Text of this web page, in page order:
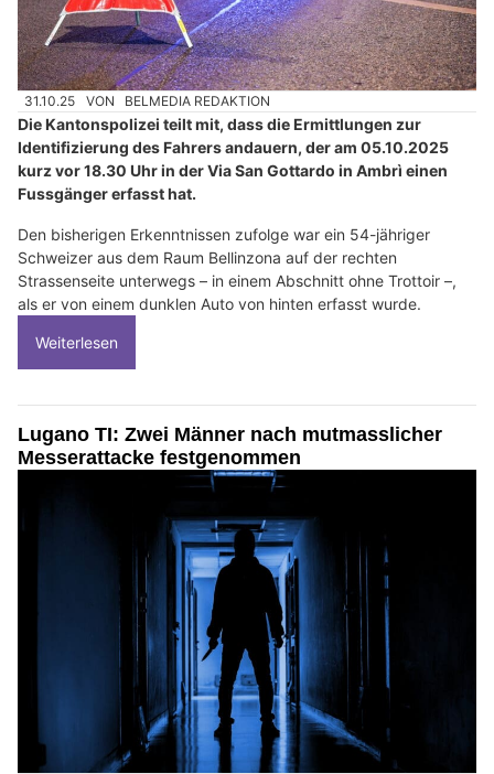
31.10.25 VON BELMEDIA REDAKTION
Die Kantonspolizei teilt mit, dass die Ermittlungen zur
Identifizierung des Fahrers andauern, der am 05.10.2025
kurz vor 18.30 Uhr in der Via San Gottardo in Ambrì einen
Fussgänger erfasst hat.
Den bisherigen Erkenntnissen zufolge war ein 54-jähriger
Schweizer aus dem Raum Bellinzona auf der rechten
Strassenseite unterwegs – in einem Abschnitt ohne Trottoir –,
als er von einem dunklen Auto von hinten erfasst wurde.
Weiterlesen
Lugano TI: Zwei Männer nach mutmasslicher
Messerattacke festgenommen